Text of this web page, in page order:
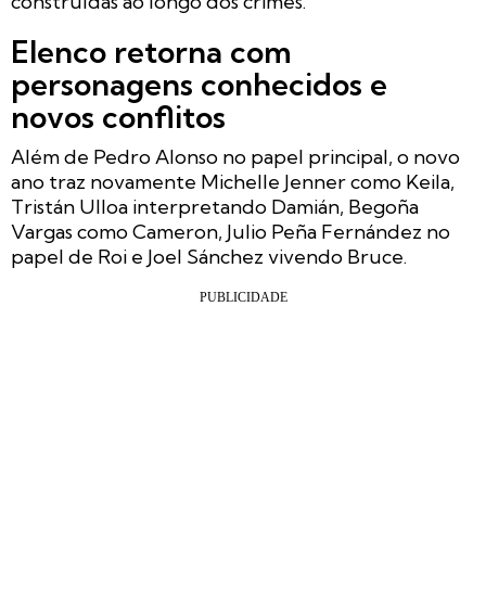
Elenco retorna com
personagens conhecidos e
novos conflitos
Além de Pedro Alonso no papel principal, o novo
ano traz novamente Michelle Jenner como Keila,
Tristán Ulloa interpretando Damián, Begoña
Vargas como Cameron, Julio Peña Fernández no
papel de Roi e Joel Sánchez vivendo Bruce.